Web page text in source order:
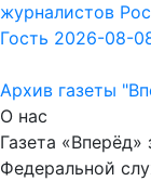
журналистов
Гость 2026-08-
Архив газеты
О нас
Газета
Федеральной